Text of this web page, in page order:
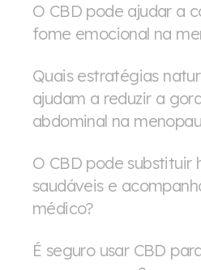
O CBD pode ajudar a
fome emocional na
Quais estratégias
ajudam a reduzir a
abdominal na
O CBD pode substituir
saudáveis e
médico?
É seguro usar CBD